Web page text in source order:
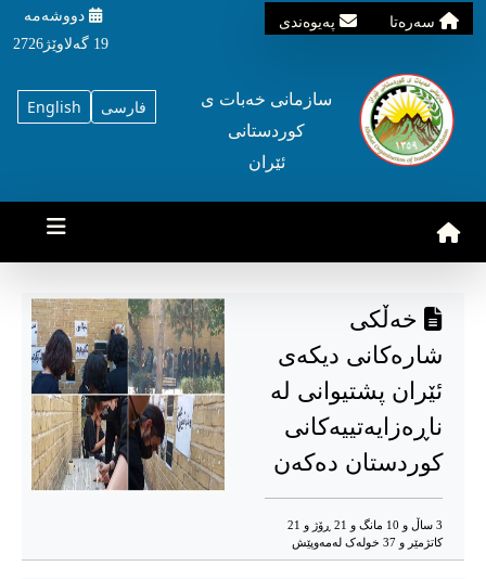
سه‌ره‌تا په‌یوه‌ندی
دووشه‌مه‌‌
19 گه‌لاوێژ2726
English فارسی
سازمانی خه‌بات ی
کوردستانی
ئێران
خەڵکی
شارەکانی دیکەی
ئێران پشتیوانی لە
ناڕەزایەتییەکانی
کوردستان دەکەن
3 ساڵ و 10 مانگ و 21 ڕۆژ و 21
کاتژمێر و 37 خوله‌ک له‌مه‌وپێش‌